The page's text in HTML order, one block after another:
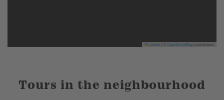
Leaflet OpenStreetMapcontributors
Tours in the neighbourhood